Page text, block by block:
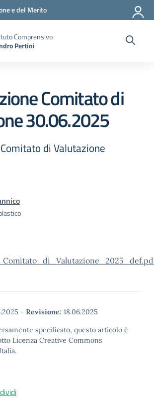
e del Merito
Comprensivo
Pertini
Comitato di
30.06.2025
di Valutazione
- Revisione: 18.06.2025
specificato, questo articolo è
Licenza Creative Commons